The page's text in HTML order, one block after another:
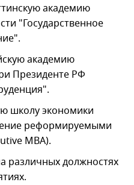
академию
"Государственное
академию
Президенте РФ
школу экономики
реформируемыми
MBA).
различных должностях